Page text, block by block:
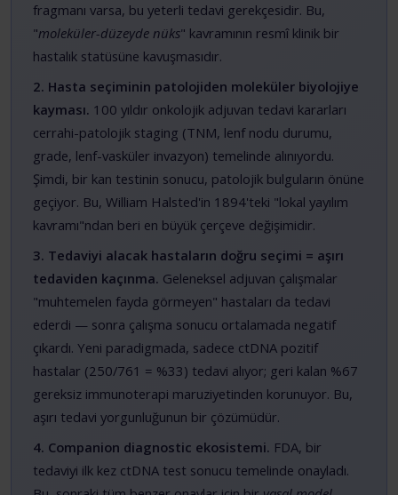
fragmanı varsa, bu yeterli tedavi gerekçesidir. Bu,
"moleküler-düzeyde nüks" kavramının resmî klinik bir
hastalık statüsüne kavuşmasıdır.
2. Hasta seçiminin patolojiden moleküler biyolojiye
kayması. 100 yıldır onkolojik adjuvan tedavi kararları
cerrahi-patolojik staging (TNM, lenf nodu durumu,
grade, lenf-vasküler invazyon) temelinde alınıyordu.
Şimdi, bir kan testinin sonucu, patolojik bulguların önüne
geçiyor. Bu, William Halsted'in 1894'teki "lokal yayılım
kavramı"ndan beri en büyük çerçeve değişimidir.
3. Tedaviyi alacak hastaların doğru seçimi = aşırı
tedaviden kaçınma. Geleneksel adjuvan çalışmalar
"muhtemelen fayda görmeyen" hastaları da tedavi
ederdi — sonra çalışma sonucu ortalamada negatif
çıkardı. Yeni paradigmada, sadece ctDNA pozitif
hastalar (250/761 = %33) tedavi alıyor; geri kalan %67
gereksiz immunoterapi maruziyetinden korunuyor. Bu,
aşırı tedavi yorgunluğunun bir çözümüdür.
4. Companion diagnostic ekosistemi. FDA, bir
tedaviyi ilk kez ctDNA test sonucu temelinde onayladı.